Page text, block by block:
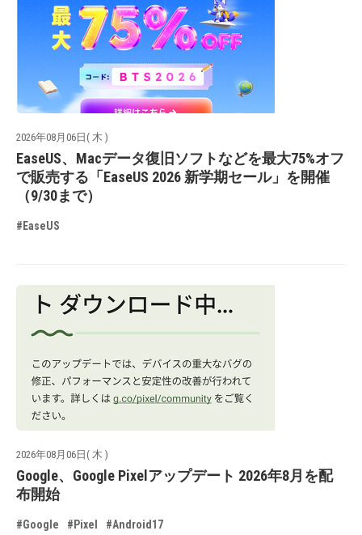
2026年08月06日( 木 )
EaseUS、Macデータ復旧ソフトなどを最大75%オフ
で販売する「EaseUS 2026 新学期セール」を開催
（9/30まで）
#EaseUS
2026年08月06日( 木 )
Google、Google Pixelアップデート 2026年8月を配
布開始
#Google #Pixel #Android17